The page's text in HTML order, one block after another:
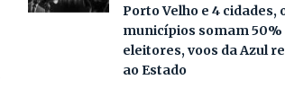
Porto Velho e 4 cidades,
municípios somam 50%
eleitores, voos da Azul
ao Estado